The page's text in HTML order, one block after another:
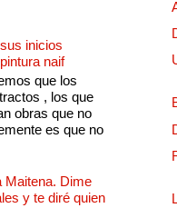
inicios
naif
que los
, los que
obras que no
es que no
Maitena. Dime
y te diré quien